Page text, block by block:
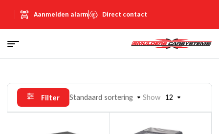
Aanmelden alarm Direct contact
Filter Standaard sortering Show 12